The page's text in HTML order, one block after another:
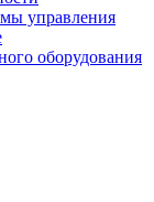
управления
оборудования